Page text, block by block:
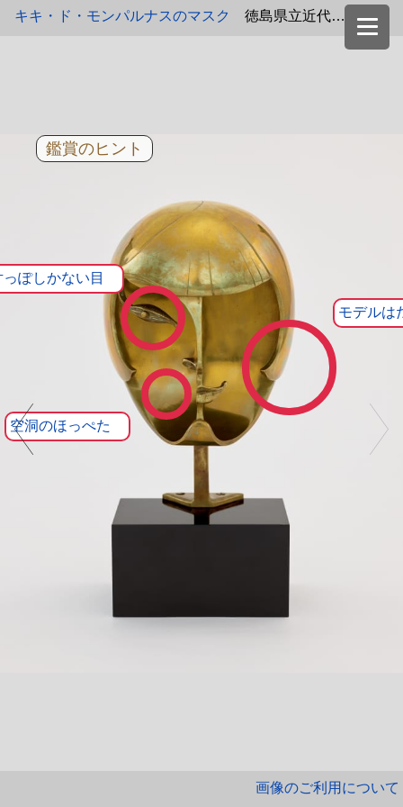
キキ・ド・モンパルナスのマスク 徳島県立近代美術館
画像のご利用について